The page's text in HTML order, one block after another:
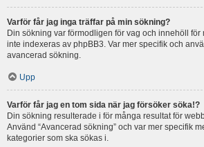
Varför får jag inga träffar på min sökning?
Din sökning var förmodligen för vag och innehöll
inte indexeras av phpBB3. Var mer specifik och
avancerad sökning.
Upp
Varför får jag en tom sida när jag försöker söka!?
Din sökning resulterade i för många resultat för
Använd “Avancerad sökning” och var mer specifik
kategorier som ska sökas i.